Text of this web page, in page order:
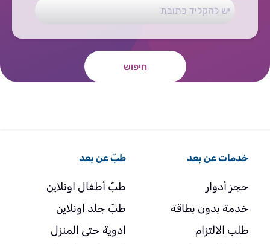
חיפוש
خدمات عن بعد
حجز أدوار
خدمة بدون بطاقة
طلب الالتزام
طبّ عن بعد
طبّ أطفال اونلاين
طبّ جلد اونلاين
ادوية حتى المنزل